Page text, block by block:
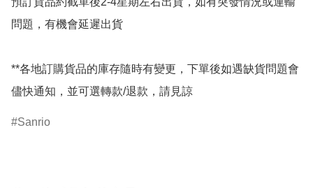
問題，有機會延遲出貨
**各地訂購貨品的庫存隨時有變更，下單後如遇缺貨問題會
儘快通知，並可選轉款/退款，請見諒
Sanrio